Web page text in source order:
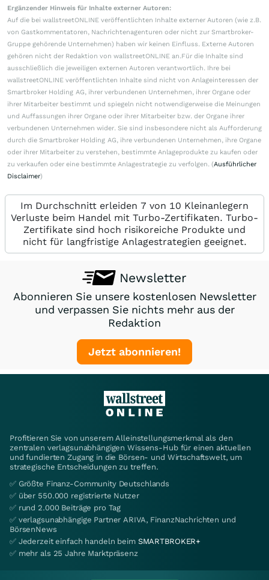
Ergänzender Hinweis für Inhalte externer Autoren:
Auf die bei wallstreetONLINE veröffentlichten Inhalte externer Autoren (wie z.B.
von Gastkommentatoren, Nachrichtenagenturen oder nicht zur Smartbroker-
Gruppe gehörende Unternehmen) haben wir keinen Einfluss. Externe Autoren
gehören nicht der Redaktion von wallstreetONLINE an.Für die Inhalte sind
ausschließlich die jeweiligen externen Autoren verantwortlich. Ihre bei
wallstreetONLINE veröffentlichten Inhalte sind nicht von Anlageinteressen der
Smartbroker Holding AG, ihrer verbundenen Unternehmen, ihrer Organe oder
ihrer Mitarbeiter bestimmt und spiegeln nicht notwendigerweise die Meinungen
und Auffassungen ihrer Organe oder ihrer Mitarbeiter bzw. der Organe ihrer
verbundenen Unternehmen wider. Sie sind insbesondere nicht als Aufforderung
durch die Smartbroker Holding AG, ihre verbundenen Unternehmen, ihre Organe
oder ihrer Mitarbeiter zu verstehen, bestimmte Anlageprodukte zu kaufen oder
zu verkaufen oder eine bestimmte Anlagestrategie zu verfolgen. (Ausführlicher
Disclaimer)
Im Durchschnitt erleiden 7 von 10 Kleinanlegern
Verluste beim Handel mit Turbo-Zertifikaten. Turbo-
Zertifikate sind hoch risikoreiche Produkte und
nicht für langfristige Anlagestrategien geeignet.
Newsletter
Abonnieren Sie unsere kostenlosen Newsletter
und verpassen Sie nichts mehr aus der
Redaktion
Jetzt abonnieren!
Profitieren Sie von unserem Alleinstellungsmerkmal als den
zentralen verlagsunabhängigen Wissens-Hub für einen aktuellen
und fundierten Zugang in die Börsen- und Wirtschaftswelt, um
strategische Entscheidungen zu treffen.
✅ Größte Finanz-Community Deutschlands
✅ über 550.000 registrierte Nutzer
✅ rund 2.000 Beiträge pro Tag
✅ verlagsunabhängige Partner ARIVA, FinanzNachrichten und
BörsenNews
✅ Jederzeit einfach handeln beim SMARTBROKER+
✅ mehr als 25 Jahre Marktpräsenz